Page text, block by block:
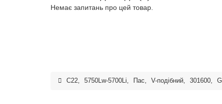
Немає запитань про цей товар.
C22, 5750Lw-5700Li, Пас, V-подібний, 301600,